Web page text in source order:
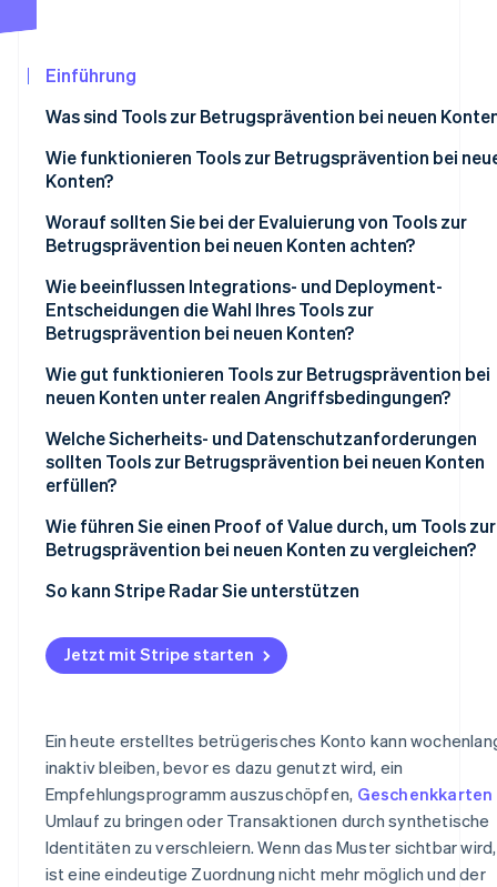
CO₂-Entnahme
Identity
Online-Identitätsprüfung
Stripe-Sessions 2026
Erfahren Sie, wie Stripe Lösungen für die
Jetzt ansehen
Einführung
Was sind Tools zur Betrugsprävention bei neuen
Wie funktionieren Tools zur Betrugsprävention bei
Konten?
Geräteintelligenz
Verhaltensbiometrie:
Netzwerk- und Geschwindigkeitsanalyse
Anreicherung von Identitätssignalen
Risikobewertung in Echtzeit
Worauf sollten Sie bei der Evaluierung von Tools zur
Betrugsprävention bei neuen Konten achten?
Signalqualität und Netzwerkbreite
Quote falsch positiver Ergebnisse und Handhabung
Transparenz
Step-Up-Integration
Berichterstattungs- und Feedback-Schleifen
Wie beeinflussen Integrations- und Deployment-
Entscheidungen die Wahl Ihres Tools zur
Betrugsprävention bei neuen Konten?
Wie gut funktionieren Tools zur Betrugsprävention bei
neuen Konten unter realen Angriffsbedingungen?
Adaptive Angreifererkennung
Headless-Browser- und Emulator-Abdeckung
Durchsatz bei Lastspitzen
Operations-Support während eines Angriffs
Zuverlässigkeits-SLAs
Welche Sicherheits- und Datenschutzanforderungen
sollten Tools zur Betrugsprävention bei neuen Konten
erfüllen?
Datensparsamkeit
Geografische Datenspeicherung
Sicherheitsstatus des Anbieters
Wie führen Sie einen Proof of Value durch, um Tools zur
Betrugsprävention bei neuen Konten zu vergleichen?
Erkennungsrate bei bestätigtem Betrug
Auswirkungen auf die Konversion
So kann Stripe Radar Sie unterstützen
Jetzt mit Stripe starten
Ein heute erstelltes betrügerisches Konto kann
inaktiv bleiben, bevor es dazu genutzt wird, ein
Empfehlungsprogramm auszuschöpfen, Geschenkkarten
Umlauf zu bringen oder Transaktionen durch synthetische
Identitäten zu verschleiern. Wenn das Muster sichtbar wird,
ist eine eindeutige Zuordnung nicht mehr möglich und der